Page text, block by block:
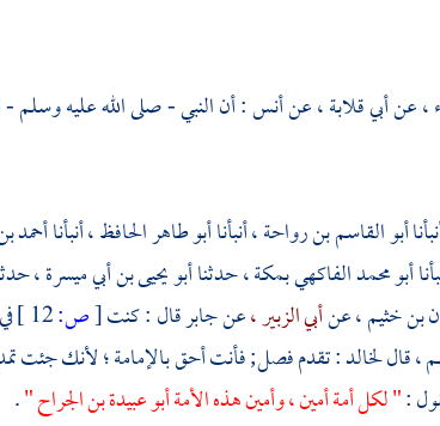
،عنأبي قلابة ،عنأنس: أن النبي - صلى الله عليه وسلم
أبو القاسم بن رواحة ،أنبأناأبو طاهر الحافظ ،أنبأناأحمد
أبو محمد الفاكهيبمكة ،حدثناأبو يحيى بن أبي ميسرة ،
بن خثيم ،عنأبي الزبير ،عنجابرقال : كنت[ص:
، قاللخالد: تقدم فصل; فأنت أحق بالإمامة ؛ لأنك جئت
:" لكل أمة أمين ، وأمين هذه الأمةأبو عبيدة بن الجراح ".